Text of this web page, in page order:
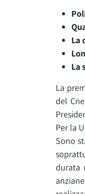
La
La
La
del
Per la
Sono
durata